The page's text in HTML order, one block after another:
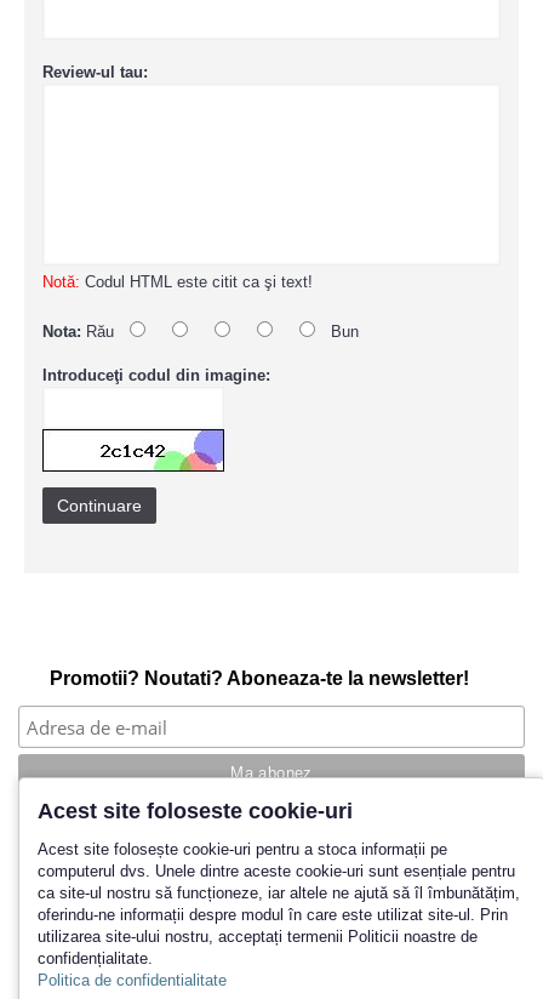
Review-ul tau:
Notă: Codul HTML este citit ca şi text!
Nota: Rău Bun
Introduceţi codul din imagine:
Continuare
Promotii? Noutati? Aboneaza-te la newsletter!
Povestea noastra
Cum cumpar?
Termeni si conditii
Politica de retur
Contact
Inregistrare
Acest site foloseste cookie-uri
Acest site folosește cookie-uri pentru a stoca informații pe
computerul dvs. Unele dintre aceste cookie-uri sunt esențiale pentru
ca site-ul nostru să funcționeze, iar altele ne ajută să îl îmbunătățim,
oferindu-ne informații despre modul în care este utilizat site-ul. Prin
utilizarea site-ului nostru, acceptați termenii Politicii noastre de
confidențialitate.
Politica de confidentialitate